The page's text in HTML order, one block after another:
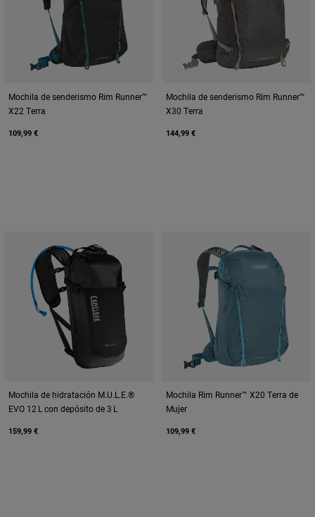
Mochila de senderismo Rim Runner™
X22 Terra
109,99 €
Mochila de senderismo Rim Runner™
X30 Terra
144,99 €
Mochila de hidratación M.U.L.E.®
EVO 12 L con depósito de 3 L
159,99 €
Mochila Rim Runner™ X20 Terra de
Mujer
109,99 €